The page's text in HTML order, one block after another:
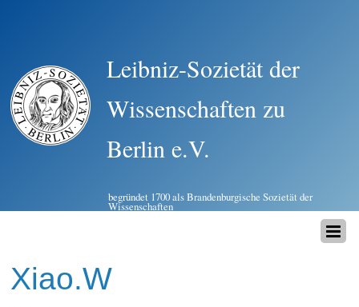
Leibniz-Sozietät der
Wissenschaften zu
Berlin e.V.
begründet 1700 als Brandenburgische Sozietät der
Wissenschaften
Xiao.W